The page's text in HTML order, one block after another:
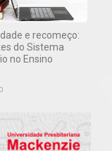
e recomeço:
do Sistema
no Ensino